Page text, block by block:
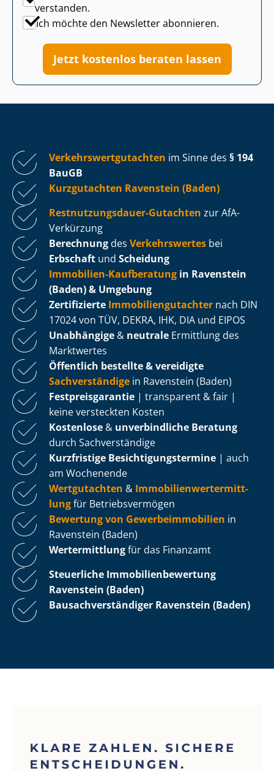
verstanden.
Ich möchte den Newsletter abonnieren.
Jetzt kostenlos beraten lassen
Ver­kehrs­wert­gut­ach­ten im Sinne des § 194
BauGB
Kurzgutachten Ravenstein (Baden)
Rest­nut­zungs­dau­er-Gutachten zur AfA-
Verkürzung
Berechnung des Verkehrswertes bei
Erbschaft und Scheidung
Immobilien-Kaufberatung in Ravenstein
(Baden) & Umgebung
Zertifizierte Im­mo­bi­li­en­gut­ach­ter nach DIN
17024 von TÜV, DEKRA, IHK, DIA und EIPOS
Unabhängige & neutrale Ermittlung des
Marktwertes
Öffentlich bestellte & vereidigte
Sachverständige in Ravenstein (Baden)
Fest­preis­ga­ran­tie | transparent & fair |
keine versteckten Kosten
Kostenlose & unverbindliche Beratung
durch Sachverständige
Kurzfristige Be­sich­ti­gungs­ter­mi­ne | auch
am Wochenende
Wertgutachten & Im­mo­bi­li­en­wert­ermitt­
lungfür Be­triebs­ver­mö­gen
Bewertung von Ge­wer­be­im­mo­bi­li­en in
Ravenstein (Baden)
Wertermittlungfür das Finanzamt
Steuerliche Im­mo­bi­li­en­be­wer­tung
Ravenstein (Baden)
Bau­sach­ver­stän­di­ger Ravenstein (Baden)